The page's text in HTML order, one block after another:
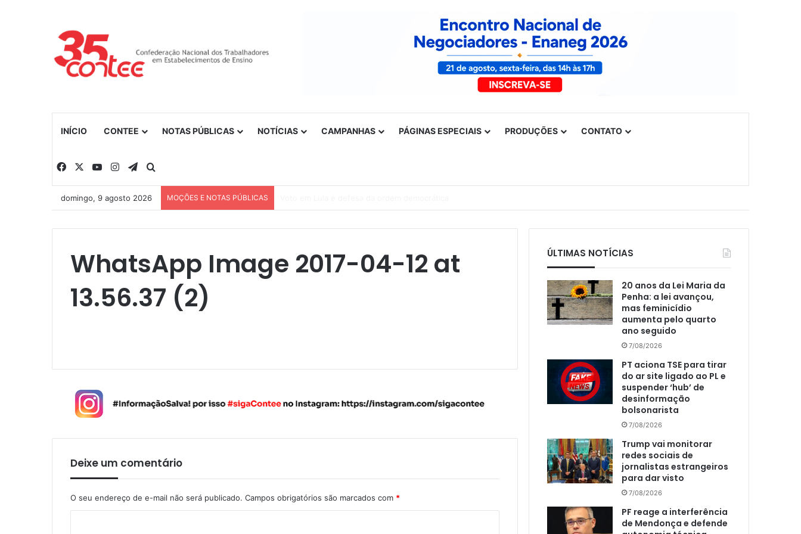
INÍCIO CONTEE NOTAS PÚBLICAS NOTÍCIAS CAMPANHAS PÁGINAS ESPECIAIS PRODUÇÕES CONTATO
Facebook YouTubeInstagramTelegram
domingo, 9 agosto 2026 MOÇÕES E NOTAS PÚBLICAS
WhatsApp Image 2017-04-12 at
13.56.37 (2)
Deixe um comentário
O seu endereço de e-mail não será publicado. Campos obrigatórios são marcados com *
ÚLTIMAS NOTÍCIAS
20 anos da Lei Maria da
Penha: a lei avançou,
mas feminicídio
aumenta pelo quarto
ano seguido
7/08/2026
PT aciona TSE para tirar
do ar site ligado ao PL e
suspender ‘hub’ de
desinformação
bolsonarista
7/08/2026
Trump vai monitorar
redes sociais de
jornalistas estrangeiros
para dar visto
7/08/2026
PF reage a interferência
de Mendonça e defende